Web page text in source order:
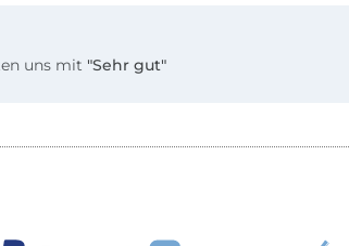
uns mit "Sehr gut"